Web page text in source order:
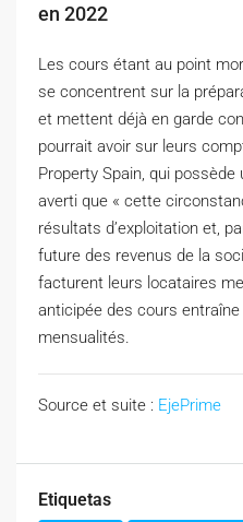
en 2022
Les cours étant au point
se concentrent sur la
et mettent déjà en garde
pourrait avoir sur leurs
Property Spain, qui
averti que « cette
résultats d’exploitation et,
future des revenus de la
facturent leurs locataires
anticipée des cours entraîne
mensualités.
Source et suite : EjePrime
Etiquetas